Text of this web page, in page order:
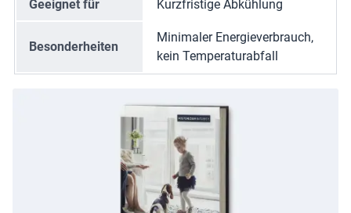
Geeignet für Kurzfristige Abkühlung
Besonderheiten
Minimaler Energieverbrauch,
kein Temperaturabfall